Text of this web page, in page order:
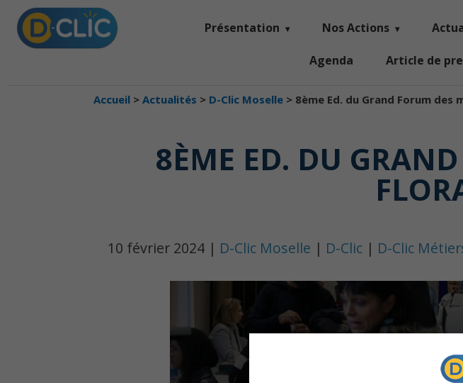
Présentation Nos Actions
Agenda Article de
Accueil > Actualités > D-Clic Moselle > 8ème Ed. du Grand Forum des
8ÈME ED. DU
10 février 2024 | D-Clic Moselle | D-Clic | D-Clic